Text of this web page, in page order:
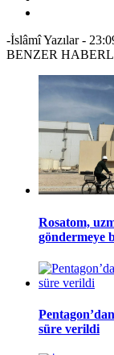
-İslâmî Yazılar-
BENZER
Rosatom,
göndermeye
süre verildi